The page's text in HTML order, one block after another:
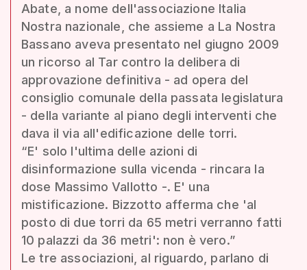
Abate, a nome dell'associazione Italia
Nostra nazionale, che assieme a La Nostra
Bassano aveva presentato nel giugno 2009
un ricorso al Tar contro la delibera di
approvazione definitiva - ad opera del
consiglio comunale della passata legislatura
- della variante al piano degli interventi che
dava il via all'edificazione delle torri.
“E' solo l'ultima delle azioni di
disinformazione sulla vicenda - rincara la
dose Massimo Vallotto -. E' una
mistificazione. Bizzotto afferma che 'al
posto di due torri da 65 metri verranno fatti
10 palazzi da 36 metri': non è vero.”
Le tre associazioni, al riguardo, parlano di